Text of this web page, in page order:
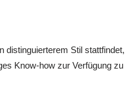
distinguierterem Stil stattfindet,
Know-how zur Verfügung zu